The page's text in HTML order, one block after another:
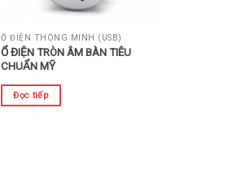
Ổ ĐIỆN THÔNG MINH (USB)
Ổ ĐIỆN TRÒN ÂM BÀN TIÊU
CHUẨN MỸ
Đọc tiếp